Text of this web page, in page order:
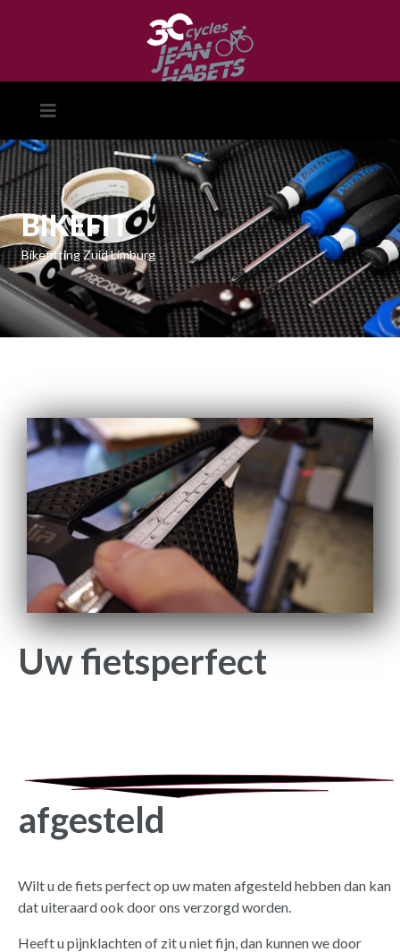
BIKEFIT
Bikefitting Zuid Limburg
Uw fietsperfect
afgesteld
Wilt u de fiets perfect op uw maten afgesteld hebben dan kan
dat uiteraard ook door ons verzorgd worden.
Heeft u pijnklachten of zit u niet fijn, dan kunnen we door